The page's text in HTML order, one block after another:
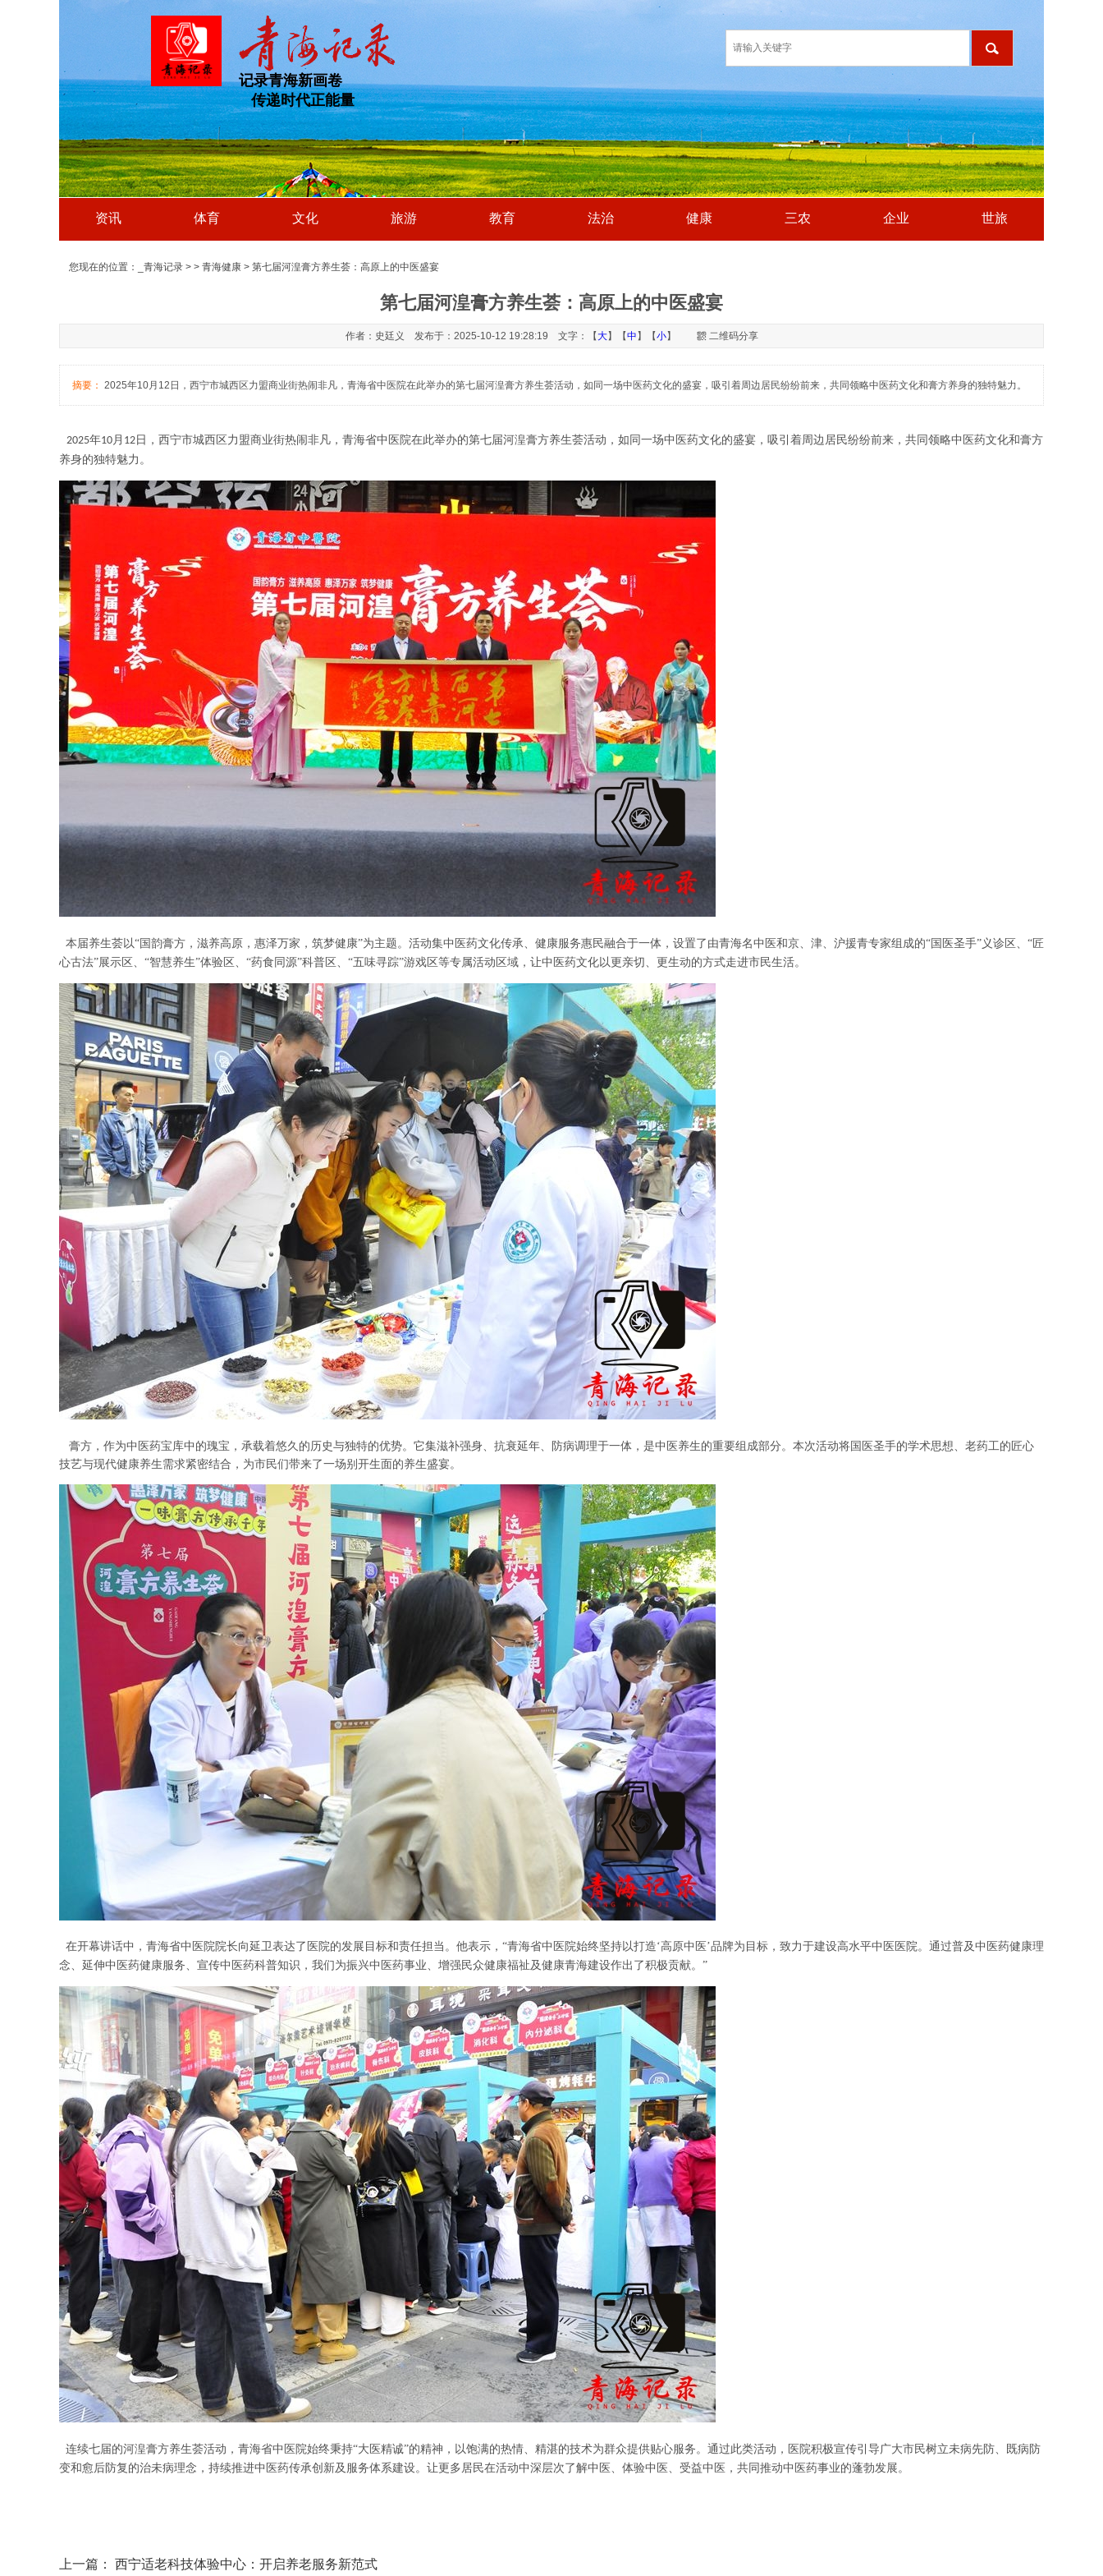
资讯 体育 文化 旅游 教育 法治 健康 三农 企业 世旅
记录青海新画卷
传递时代正能量
第七届河湟膏方养生荟：高原上的中医盛宴
作者：史廷义 发布于：2025-10-12 19:28:19 文字：【大】【中 】【小】 二维码分享
摘要： 2025年10月12日，西宁市城西区力盟商业街热闹非凡，青海省中医院在此举办的第七届河湟膏方养生荟活动，如同一场中医药文化的盛宴，吸引着周边居民纷纷前来，共同领略中医药文化和膏方养身的独特魅力。
2025年10月 12 日，西宁市城西区力盟商业街热闹非凡，青海省中医院在此举办的第七届河湟膏方养生荟活动，如同一场中医药文化的盛宴，吸引着周边居民纷纷前来，共同领略中医药文化和膏方
养身的独特魅力。
本届养生荟以“国韵膏方，滋养高原，惠泽万家，筑梦健康”为主题 。 活动集中医药文化传承、健康服务惠民融合于一体，设置了由青海名中医和京、津、沪援青专家组成的“国医圣手”义诊区、“匠
心古法”展示区、“智慧养生”体验区、“药食同源”科普区、“五味寻踪”游戏区等专属活动区域，让中医药文化以更亲切、更生动的方式走进市民生活。
膏方，作为中医药宝库中的瑰宝，承载着悠久的历史与独特的优势。它集滋补强身、抗衰延年、防病调理于一体，是中医养生的重要组成部分。本次活动将国医圣手的学术思想、老药工的匠心
技艺与现代健康养生需求紧密结合，为市民们带来了一场别开生面的养生盛宴。
在开幕讲话中，青海省中医院院长向延卫表达了医院的发展目标和责任担当。他表示， “青海省中医院始终坚持以打造‘高原中医’品牌为目标，致力于建设高水平中医医院。通过普及中医药健康理
念、延伸中医药健康服务、宣传中医药科普知识，我们为振兴中医药事业、增强民众健康福祉及健康青海建设作出了积极贡献。”
连续七届的河湟膏方养生荟活动，青海省中医院始终秉持“大医精诚”的精神，以饱满的热情、精湛的技术为群众提供贴心服务。通过此类活动，医院积极宣传引导广大市民树立未病先防、既病防
变和愈后防复的治未病理念，持续推进中医药传承创新及服务体系建设。让更多居民在活动中深层次了解中医、体验中医、受益中医，共同推动中医药事业的蓬勃发展。
上一篇： 西宁适老科技体验中心：开启养老服务新范式
您现在的位置： _青海记录 > > 青海健康 > 第七届河湟膏方养生荟：高原上的中医盛宴